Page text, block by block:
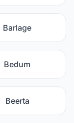
Barlage
Bedum
Beerta